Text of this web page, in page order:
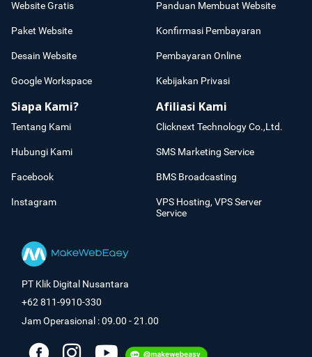
Website Gratis
Paket Website
Desain Website
Google Workspace
Panduan Membuat Website
Konfirmasi Pembayaran
Pembayaran Online
Kebijakan Privasi
Siapa Kami?
Tentang Kami
Hubungi Kami
Facebook
Instagram
Afiliasi Kami
Clicknext Technology Co.,Ltd.
SMS Marketing Service
BMS Broadcasting
VPS Hosting, VPS Server
Service
PT Klik Digital Nusantara
+62 811-9910-330
Jam Operasional : 09.00 - 21.00